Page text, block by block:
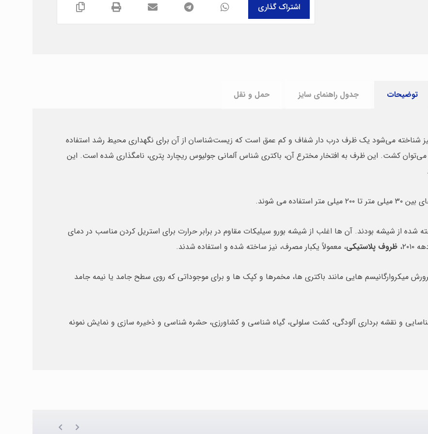
توضیحات جدول راهنمای سایز حمل و نقل
شناخته می‌شود یک ظرف درب دار شفاف و کم عمق است که زیست‌شناسان از آن برای نگهداری محیط رشد استفاده
کشت. این ظرف به افتخار مخترع آن، باکتری شناس آلمانی جولیوس ریچارد پتری، نامگذاری شده است. این
می شوند.
از شیشه بودند. آن ها اغلب از شیشه بورو سیلیکات مقاوم در برابر حرارت برای استریل کردن مناسب در دمای
ظروف پلاستیکی، معمولاً یکبار مصرف، نیز ساخته شده و استفاده شدند.
میکروارگانیسم هایی مانند باکتری ها، مخمرها و کپک ها و برای موجوداتی که روی سطح جامد یا نیمه جامد
و نقشه برداری آلودگی، کشت سلولی، گیاه شناسی و کشاورزی، حشره شناسی و ذخیره سازی و نمایش نمونه